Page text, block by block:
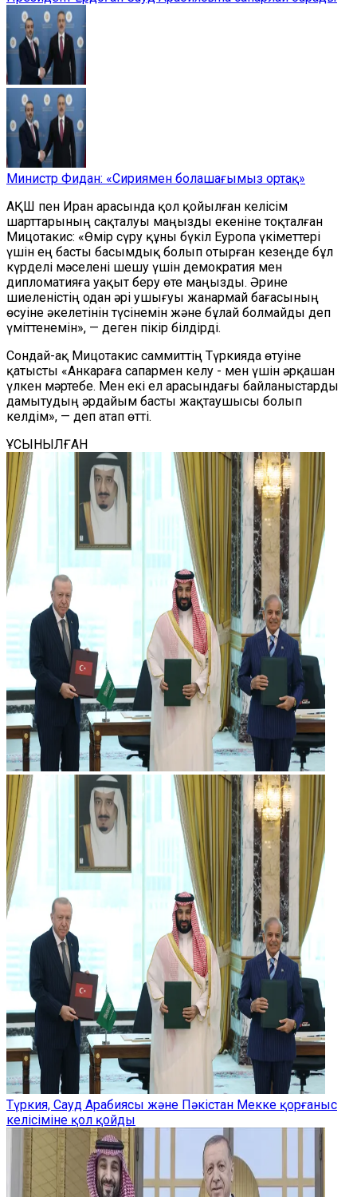
Министр Фидан: «Сириямен болашағымыз ортақ»
АҚШ пен Иран арасында қол қойылған келісім
шарттарының сақталуы маңызды екеніне тоқталған
Мицотакис: «Өмір сүру құны бүкіл Еуропа үкіметтері
үшін ең басты басымдық болып отырған кезеңде бұл
күрделі мәселені шешу үшін демократия мен
дипломатияға уақыт беру өте маңызды. Әрине
шиеленістің одан әрі ушығуы жанармай бағасының
өсуіне әкелетінін түсінемін және бұлай болмайды деп
үміттенемін», — деген пікір білдірді.
Сондай-ақ Мицотакис саммиттің Түркияда өтуіне
қатысты «Анкараға сапармен келу - мен үшін әрқашан
үлкен мәртебе. Мен екі ел арасындағы байланыстарды
дамытудың әрдайым басты жақтаушысы болып
келдім», — деп атап өтті.
ҰСЫНЫЛҒАН
Түркия, Сауд Арабиясы және Пәкістан Мекке қорғаныс
келісіміне қол қойды